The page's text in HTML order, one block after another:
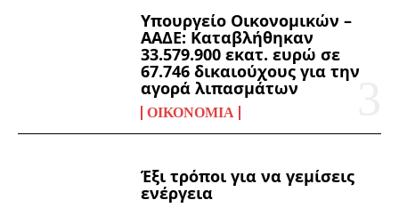
Υπουργείο Οικονομικών –
ΑΑΔΕ: Καταβλήθηκαν
33.579.900 εκατ. ευρώ σε
67.746 δικαιούχους για την
αγορά λιπασμάτων
ΟΙΚΟΝΟΜΊΑ
Έξι τρόποι για να γεμίσεις
ενέργεια